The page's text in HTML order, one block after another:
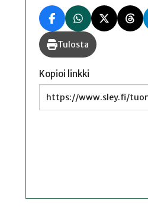
Tulosta
Kopioi linkki